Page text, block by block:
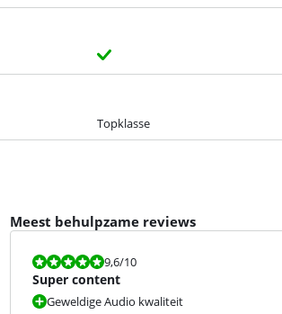
Topklasse
Meest behulpzame reviews
Beoordeling is 9,6 van de 10.
9,6/10
Super content
Geweldige Audio kwaliteit